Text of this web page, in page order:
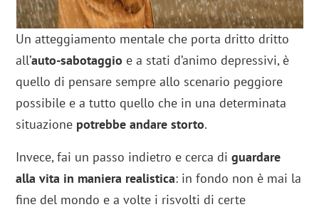
Un atteggiamento mentale che porta dritto dritto
all’auto-sabotaggio e a stati d’animo depressivi, è
quello di pensare sempre allo scenario peggiore
possibile e a tutto quello che in una determinata
situazione potrebbe andare storto.
Invece, fai un passo indietro e cerca diguardare
alla vita in maniera realistica: in fondo non è mai la
fine del mondo e a volte i risvolti di certe